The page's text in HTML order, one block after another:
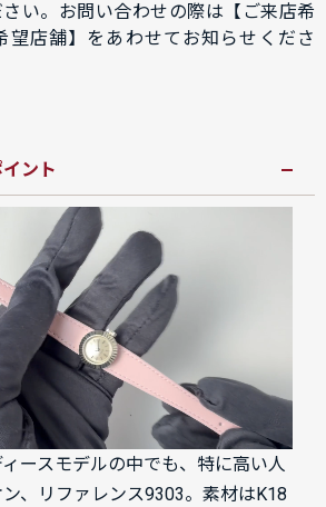
い。お問い合わせの際は【ご来店希
望店舗】をあわせてお知らせくださ
ント
ースモデルの中でも、特に高い人
、リファレンス9303。素材はK18